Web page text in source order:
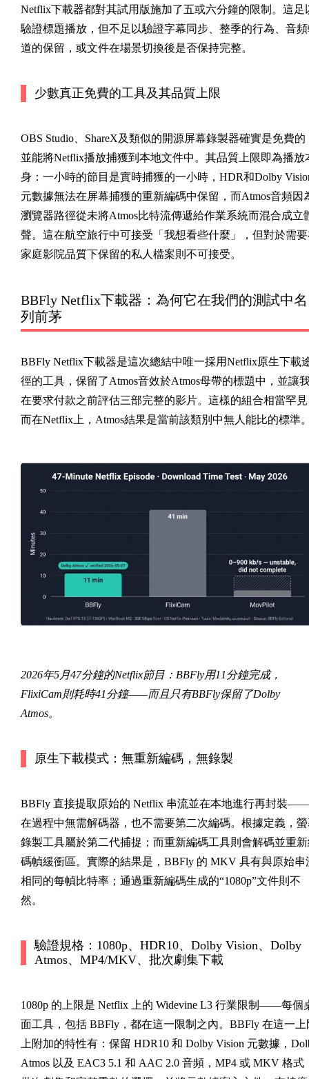
Netflix下載器都對其試用版施加了五或六分鐘的限制。這足
驗證標題播放，但不足以驗證字幕同步、整季的行為、音
道的保留，或文件在場景切換後是否保持完整。
少數真正免費的工具及其品質上限
OBS Studio、ShareX及類似的開源屏幕錄製器確實是免費的
並能將Netflix播放捕獲到本地文件中。其品質上限即為播放
身：一小時的節目是實時捕獲的一小時，HDR和Dolby
元數據無法在屏幕捕獲的重新編碼中保留，而Atmos音頻因
瀏覽器路徑從未將Atmos比特流傳遞給作業系統而混合成立
聲。這在航空旅行中可接受「我想看些什麼」，但對於需
家庭影院品質下保留的私人檔案則不可接受。
BBFly Netflix下載器：為何它在我們的測試中名
列前茅
BBFly Netflix下載器是這次總結中唯一採用Netflix原生下載
徑的工具，保留了Atmos音效於Atmos母帶的標題中，並讓
在要求付款之前評估三部完整的影片。這樣的組合相當罕
而在Netflix上，Atmos結果是當前該類別中無人能比的標準
2026年5月47分鐘的Netflix節目：BBFly用11分鐘完成，
FlixiCam則耗時41分鐘——而且只有BBFly保留了Dolby
Atmos。
原生下載模式：無重新編碼，無錄製
BBFly 直接提取原始的 Netflix 串流並在本地進行再封裝——
在過程中無需解碼器，也不需要第二次編碼。根據定義，
錄製工具屬於第二代捕捉；而重新編碼工具則會解碼並重
碼幀緩衝區。實際的結果是，BBFly 的 MKV 具有與原始串
相同的每幀比特率；通過重新編碼生成的“1080p”文件則不
然。
驗證規格：1080p、HDR10、Dolby Vision、Dolby
Atmos、MP4/MKV、批次劇集下載
1080p 的上限是 Netflix 上的 Widevine L3 行業限制——每個
面工具，包括 BBFly，都在這一限制之內。BBFly 在這一上
上附加的特性有：保留 HDR10 和 Dolby Vision 元數據，
Atmos 以及 EAC3 5.1 和 AAC 2.0 音頻，MP4 或 MKV 格式